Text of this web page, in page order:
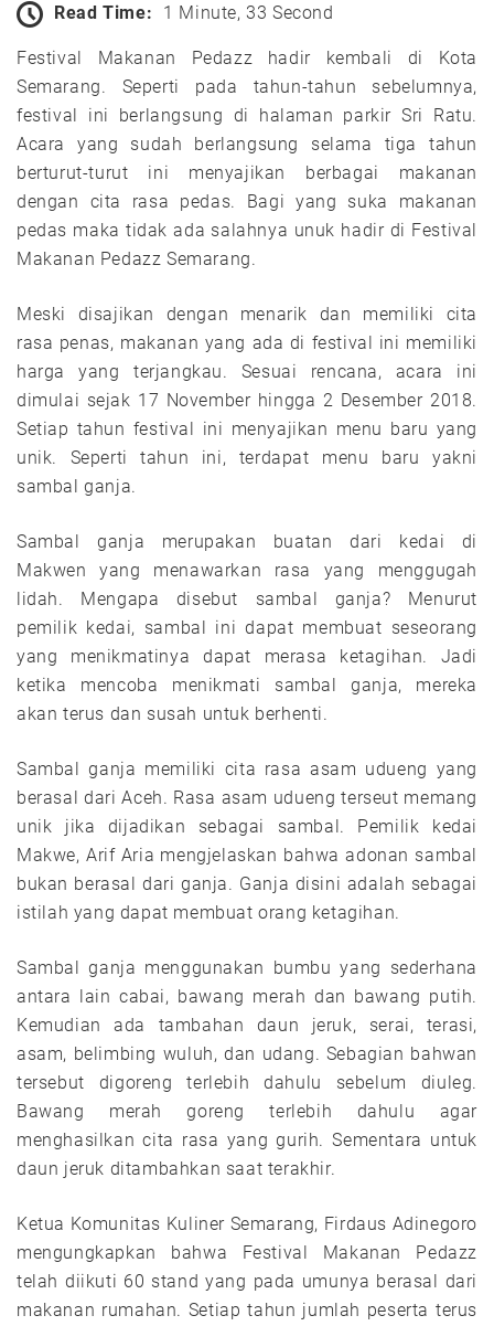
Read Time: 1 Minute, 33 Second
Festival Makanan Pedazz hadir kembali di Kota
Semarang. Seperti pada tahun-tahun sebelumnya,
festival ini berlangsung di halaman parkir Sri Ratu.
Acara yang sudah berlangsung selama tiga tahun
berturut-turut ini menyajikan berbagai makanan
dengan cita rasa pedas. Bagi yang suka makanan
pedas maka tidak ada salahnya unuk hadir di Festival
Makanan Pedazz Semarang.
Meski disajikan dengan menarik dan memiliki cita
rasa penas, makanan yang ada di festival ini memiliki
harga yang terjangkau. Sesuai rencana, acara ini
dimulai sejak 17 November hingga 2 Desember 2018.
Setiap tahun festival ini menyajikan menu baru yang
unik. Seperti tahun ini, terdapat menu baru yakni
sambal ganja.
Sambal ganja merupakan buatan dari kedai di
Makwen yang menawarkan rasa yang menggugah
lidah. Mengapa disebut sambal ganja? Menurut
pemilik kedai, sambal ini dapat membuat seseorang
yang menikmatinya dapat merasa ketagihan. Jadi
ketika mencoba menikmati sambal ganja, mereka
akan terus dan susah untuk berhenti.
Sambal ganja memiliki cita rasa asam udueng yang
berasal dari Aceh. Rasa asam udueng terseut memang
unik jika dijadikan sebagai sambal. Pemilik kedai
Makwe, Arif Aria mengjelaskan bahwa adonan sambal
bukan berasal dari ganja. Ganja disini adalah sebagai
istilah yang dapat membuat orang ketagihan.
Sambal ganja menggunakan bumbu yang sederhana
antara lain cabai, bawang merah dan bawang putih.
Kemudian ada tambahan daun jeruk, serai, terasi,
asam, belimbing wuluh, dan udang. Sebagian bahwan
tersebut digoreng terlebih dahulu sebelum diuleg.
Bawang merah goreng terlebih dahulu agar
menghasilkan cita rasa yang gurih. Sementara untuk
daun jeruk ditambahkan saat terakhir.
Ketua Komunitas Kuliner Semarang, Firdaus Adinegoro
mengungkapkan bahwa Festival Makanan Pedazz
telah diikuti 60 stand yang pada umunya berasal dari
makanan rumahan. Setiap tahun jumlah peserta terus